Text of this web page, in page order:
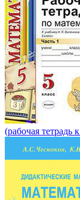
(рабочая